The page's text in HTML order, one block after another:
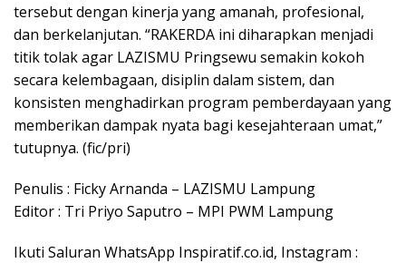
tersebut dengan kinerja yang amanah, profesional,
dan berkelanjutan. “RAKERDA ini diharapkan menjadi
titik tolak agar LAZISMU Pringsewu semakin kokoh
secara kelembagaan, disiplin dalam sistem, dan
konsisten menghadirkan program pemberdayaan yang
memberikan dampak nyata bagi kesejahteraan umat,”
tutupnya. (fic/pri)
Penulis : Ficky Arnanda – LAZISMU Lampung
Editor : Tri Priyo Saputro – MPI PWM Lampung
Ikuti Saluran WhatsApp Inspiratif.co.id, Instagram :